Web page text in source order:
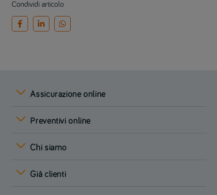
Condividi articolo
Assicurazione online
Preventivi online
Chi siamo
Già clienti